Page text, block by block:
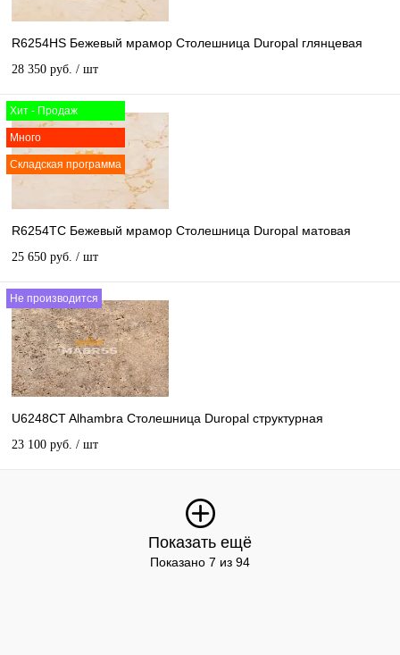
R6254HS Бежевый мрамор Столешница Duropal глянцевая
28 350 руб. / шт
Хит - Продаж
Много
Складская программа
R6254TC Бежевый мрамор Столешница Duropal матовая
25 650 руб. / шт
Не производится
U6248CT Alhambra Столешница Duropal структурная
23 100 руб. / шт
Показать ещё
Показано 7 из 94